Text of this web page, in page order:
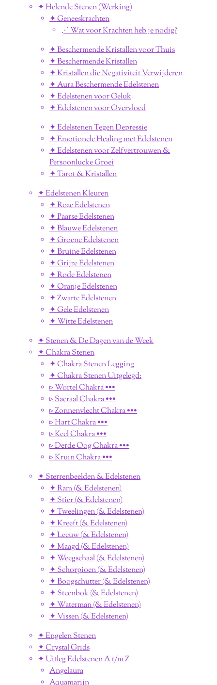
✦ Helende Stenen (Werking)
✦ Geneeskrachten
⋰ Wat voor Krachten heb je nodig?
✦ Beschermende Kristallen voor Thuis
✦ Beschermende Kristallen
✦ Kristallen die Negativiteit Verwijderen
✦ Aura Beschermende Edelstenen
✦ Edelstenen voor Geluk
✦ Edelstenen voor Overvloed
✦ Edelstenen Tegen Depressie
✦ Emotionele Healing met Edelstenen
✦ Edelstenen voor Zelfvertrouwen &
Persoonlucke Groei
✦ Tarot & Kristallen
✦ Edelstenen Kleuren
✦ Roze Edelstenen
✦ Paarse Edelstenen
✦ Blauwe Edelstenen
✦ Groene Edelstenen
✦ Bruine Edelstenen
✦ Grijze Edelstenen
✦ Rode Edelstenen
✦ Oranje Edelstenen
✦ Zwarte Edelstenen
✦ Gele Edelstenen
✦ Witte Edelstenen
✦ Stenen & De Dagen van de Week
✦ Chakra Stenen
✦ Chakra Stenen Legging
✦ Chakra Stenen Uitgelegd:
▹ Wortel Chakra •••
▹ Sacraal Chakra •••
▹ Zonnenvlecht Chakra •••
▹ Hart Chakra •••
▹ Keel Chakra •••
▹ Derde Oog Chakra •••
▹ Kruin Chakra •••
✦ Sterrenbeelden & Edelstenen
✦ Ram (& Edelstenen)
✦ Stier (& Edelstenen)
✦ Tweelingen (& Edelstenen)
✦ Kreeft (& Edelstenen)
✦ Leeuw (& Edelstenen)
✦ Maagd (& Edelstenen)
✦ Weegschaal (& Edelstenen)
✦ Schorpioen (& Edelstenen)
✦ Boogschutter (& Edelstenen)
✦ Steenbok (& Edelstenen)
✦ Waterman (& Edelstenen)
✦ Vissen (& Edelstenen)
✦ Engelen Stenen
✦ Crystal Grids
✦ Uitleg Edelstenen A t/m Z
Angelaura
Aquamarijn